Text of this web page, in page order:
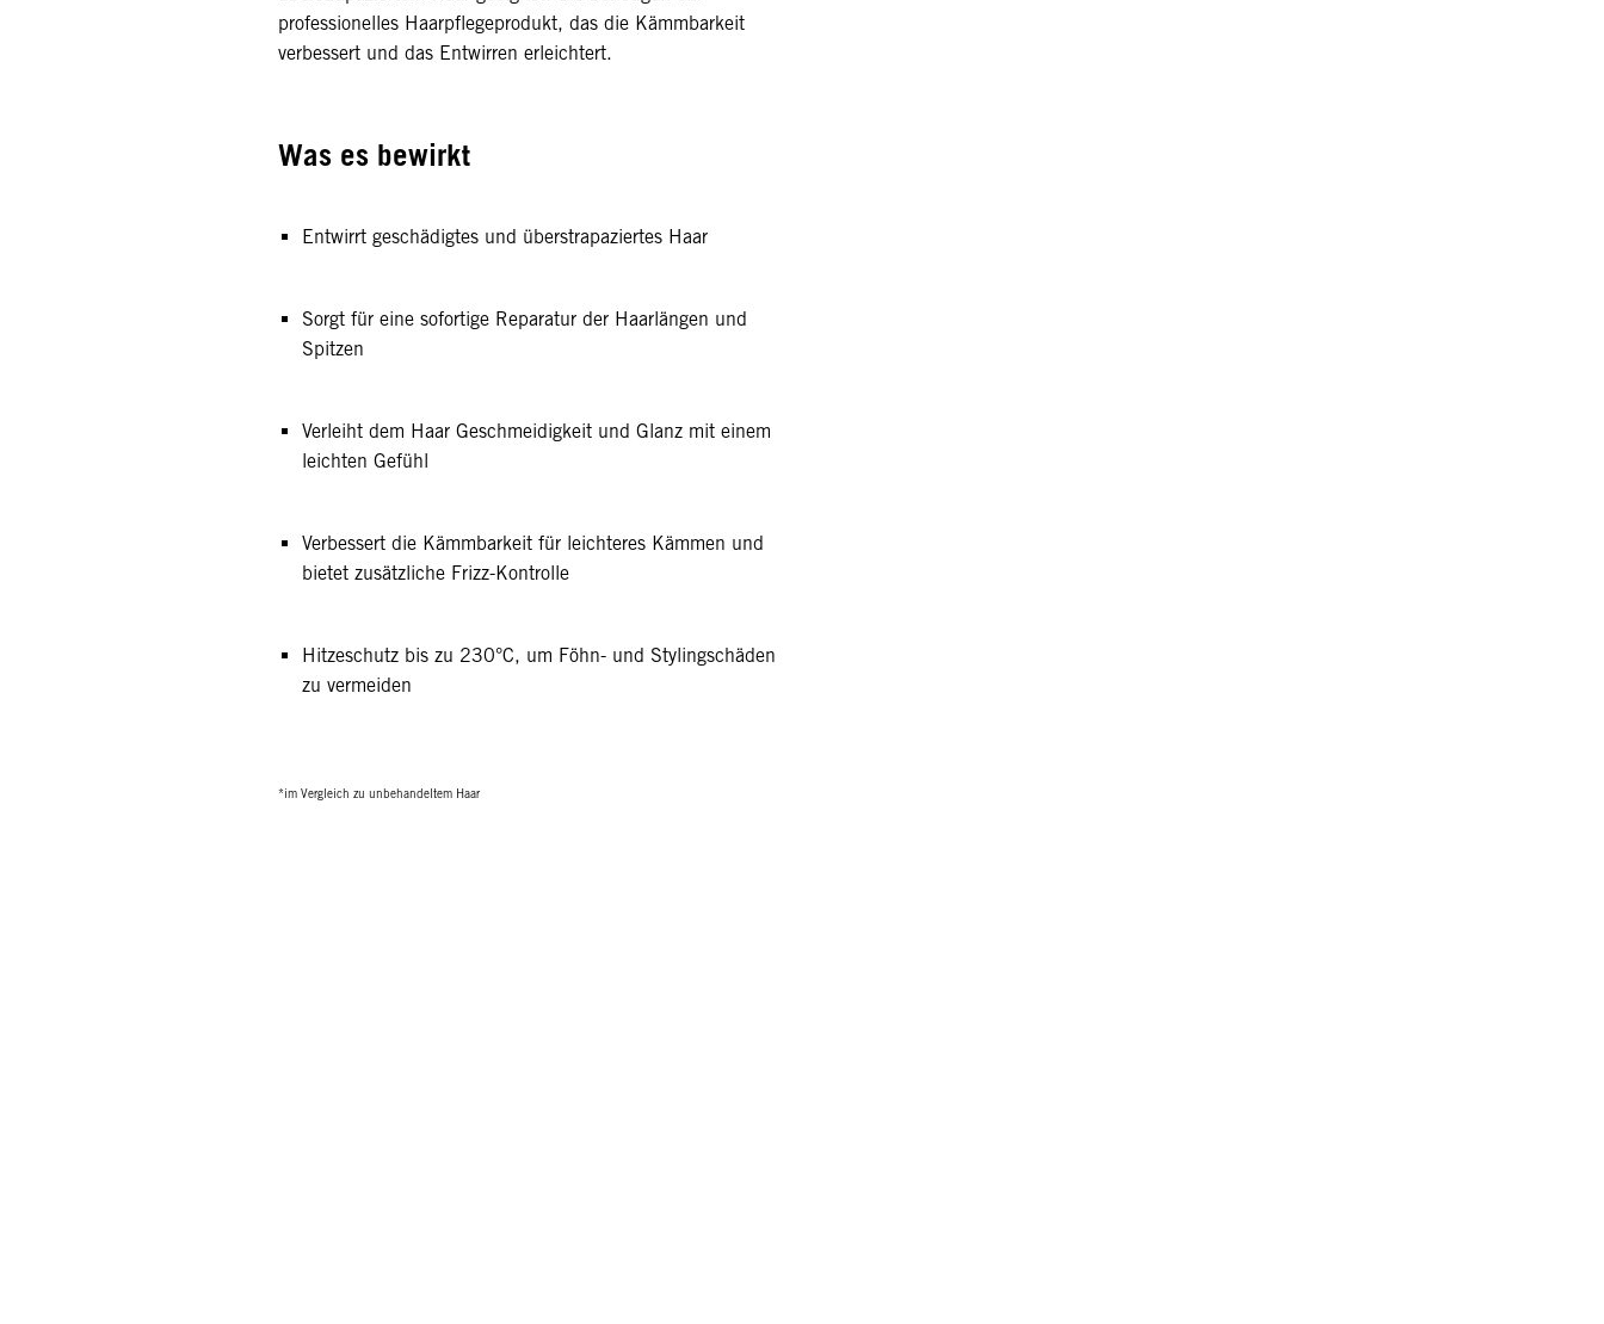
professionelles Haarpflegeprodukt, das die Kämmbarkeit
verbessert und das Entwirren erleichtert.
Was es bewirkt
Entwirrt geschädigtes und überstrapaziertes Haar
Sorgt für eine sofortige Reparatur der Haarlängen und
Spitzen
Verleiht dem Haar Geschmeidigkeit und Glanz mit einem
leichten Gefühl
Verbessert die Kämmbarkeit für leichteres Kämmen und
bietet zusätzliche Frizz-Kontrolle
Hitzeschutz bis zu 230°C, um Föhn- und Stylingschäden
zu vermeiden
*im Vergleich zu unbehandeltem Haar